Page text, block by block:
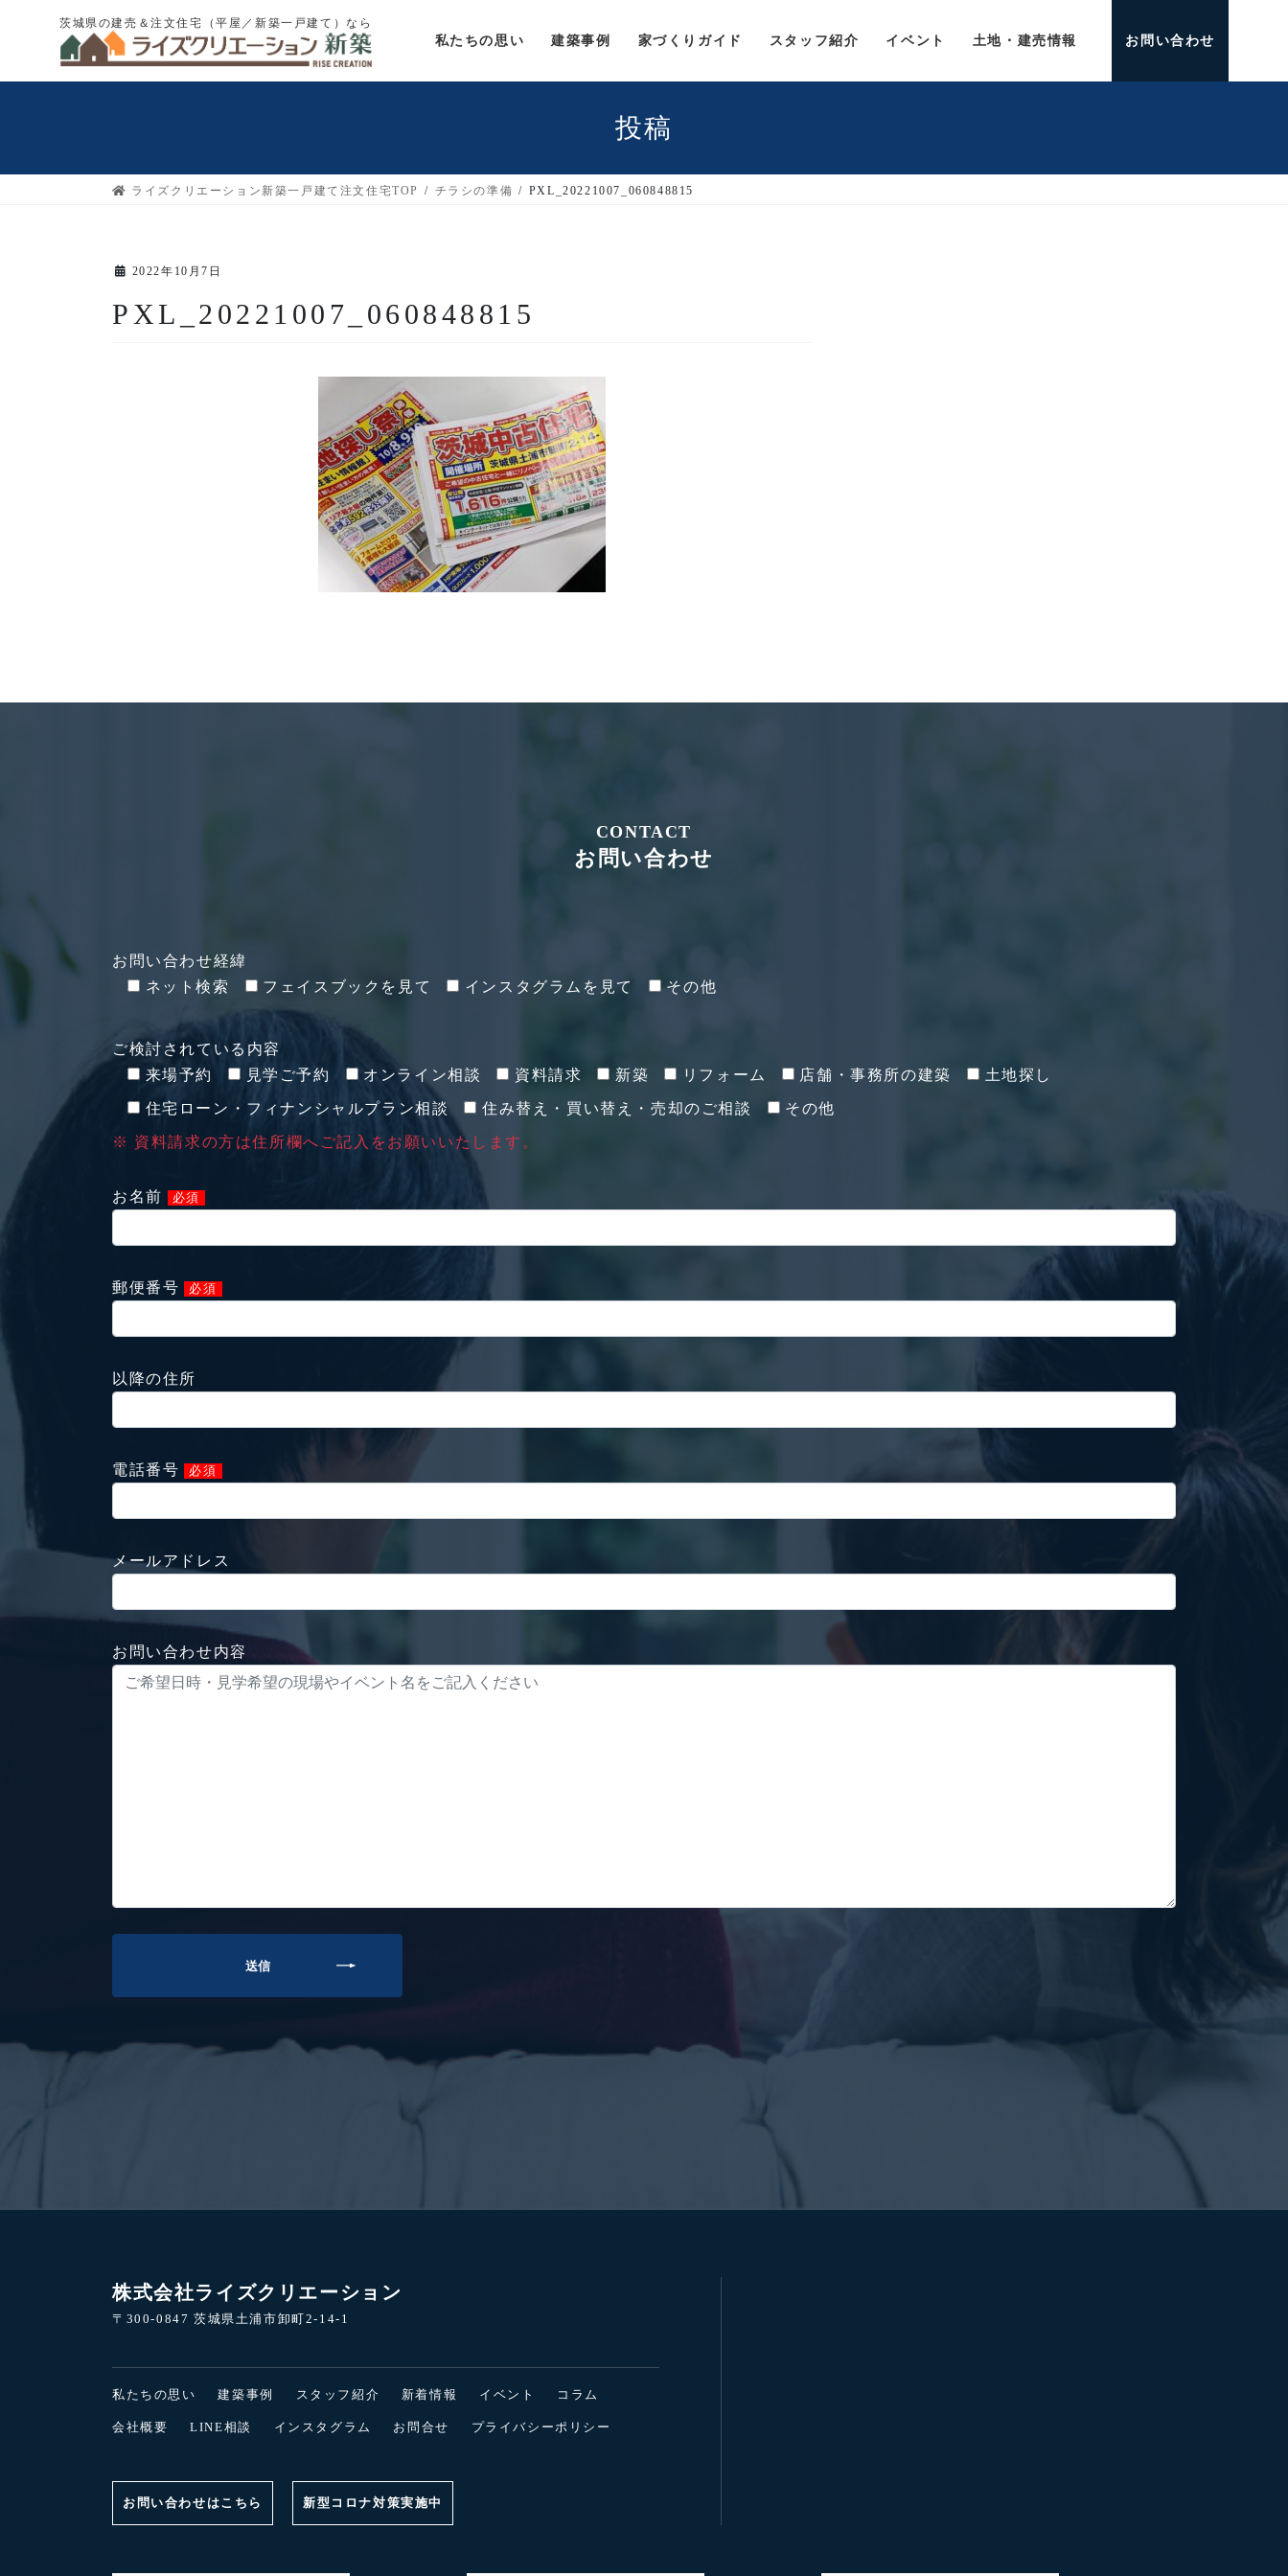
ン
キ
ー
に
茨城県の建売＆注文住宅（平屋／新築一戸建て）なら
私たちの思い 建築事例 家づくりガイド スタッフ紹介 イベント 土地・建売情報 お問い合わせ
投稿
ライズクリエーション新築一戸建て注文住宅TOP チラシの準備 PXL_20221007_060848815
2022年10月7日
PXL_20221007_060848815
CONTACT
お問い合わせ
お問い合わせ経緯
ネット検索
フェイスブックを見て インスタグラムを見て その他
ご検討されている内容
来場予約
見学ご予約 オンライン相談 資料請求 新築 リフォーム 店舗・事務所の建築 土地探し
住宅ローン・フィナンシャルプラン相談 住み替え・買い替え・売却のご相談 その他
※ 資料請求の方は住所欄へご記入をお願いいたします。
お名前 必須
郵便番号 必須
以降の住所
電話番号 必須
メールアドレス
お問い合わせ内容
株式会社ライズクリエーション
〒300-0847 茨城県土浦市卸町2-14-1
私たちの思い 建築事例 スタッフ紹介 新着情報 イベント コラム
会社概要 LINE相談 インスタグラム お問合せ プライバシーポリシー
お問い合わせはこちら 新型コロナ対策実施中